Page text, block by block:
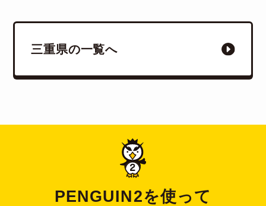
三重県の一覧へ
PENGUIN2を使って